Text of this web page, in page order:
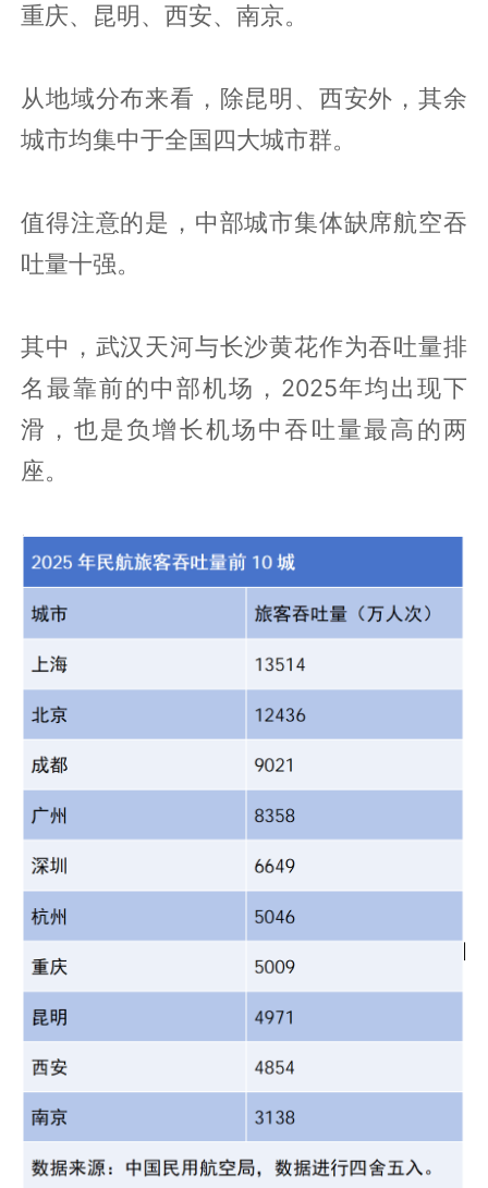
重庆、昆明、西安、南京。
从地域分布来看，除昆明、西安外，其余
城市均集中于全国四大城市群。
值得注意的是，中部城市集体缺席航空吞
吐量十强。
其中，武汉天河与长沙黄花作为吞吐量排
名最靠前的中部机场，2025年均出现下
滑，也是负增长机场中吞吐量最高的两
座。